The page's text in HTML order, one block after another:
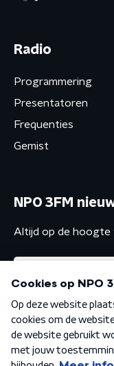
Radio
Programmering
Presentatoren
Frequenties
Gemist
NPO 3FM
Altijd op de hoogte
Algemene